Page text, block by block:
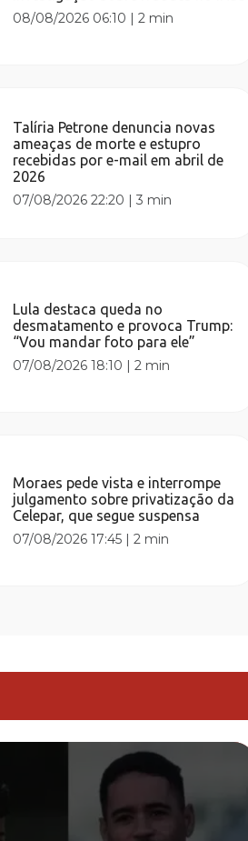
08/08/2026 06:10 |2 min
Talíria Petrone denuncia novas
ameaças de morte e estupro
recebidas por e-mail em abril de
2026
07/08/2026 22:20 |3 min
Lula destaca queda no
desmatamento e provoca Trump:
“Vou mandar foto para ele”
07/08/2026 18:10 |2 min
Moraes pede vista e interrompe
julgamento sobre privatização da
Celepar, que segue suspensa
07/08/2026 17:45 |2 min